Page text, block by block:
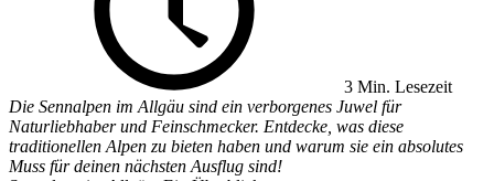
3 Min. Lesezeit
Die Sennalpen im Allgäu sind ein verborgenes Juwel für
Naturliebhaber und Feinschmecker. Entdecke, was diese
traditionellen Alpen zu bieten haben und warum sie ein absolutes
Muss für deinen nächsten Ausflug sind!